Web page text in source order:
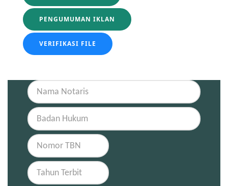
PENGUMUMAN IKLAN
VERIFIKASI FILE